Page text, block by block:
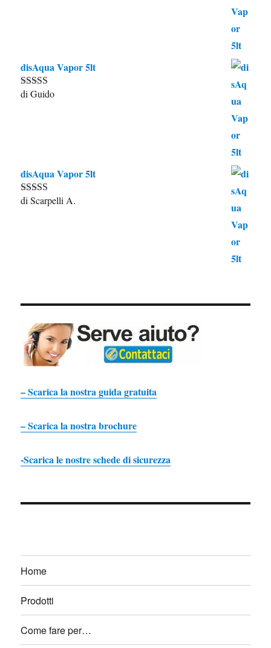
disAqua Vapor 5lt
Valutato
di Guido
disAqua Vapor 5lt
Valutato5su
di Scarpelli A.
– Scarica la nostra guida gratuita
– Scarica la nostra brochure
-Scarica le nostre schede di sicurezza
Home
Prodotti
Come fare per…